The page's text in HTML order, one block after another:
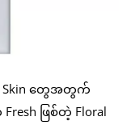
Skin တွေအတွက်
ဖြစ်တဲ့ Floral